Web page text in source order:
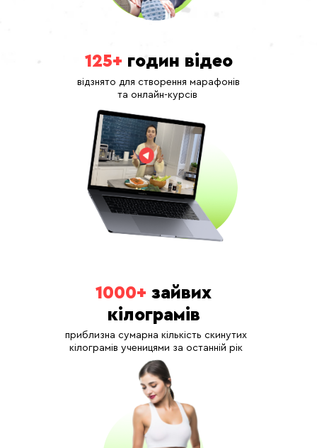
відзнято для створення марафонів
та онлайн-курсів
125+ годин відео
приблизна сумарна кількість скинутих
кілограмів ученицями за останній рік
1000+ зайвих
кілограмів